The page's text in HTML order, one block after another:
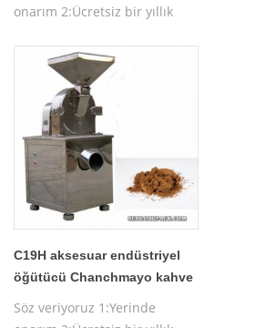
onarım 2:Ücretsiz bir yıllık
testi 4:Ücretsiz makine
çalıştırma eğitimi
C19H aksesuar endüstriyel
öğütücü Chanchmayo kahve
çekirdeği ekipmanı
Söz veriyoruz 1:Yerinde